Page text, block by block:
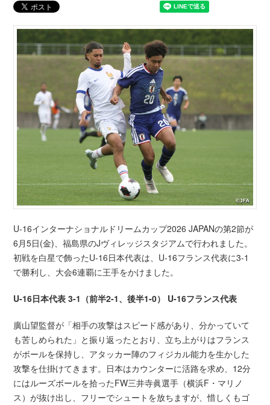
U-16インターナショナルドリームカップ2026 JAPANの第2節が
6月5日(金)、福島県のJヴィレッジスタジアムで行われました。
初戦を白星で飾ったU-16日本代表は、U-16フランス代表に3-1
で勝利し、大会6連覇に王手をかけました。
U-16日本代表 3-1（前半2-1、後半1-0） U-16フランス代表
廣山望監督が「相手の攻撃はスピード感があり、分かっていて
も苦しめられた」と振り返ったとおり、立ち上がりはフランス
がボールを保持し、アタッカー陣のフィジカル能力を生かした
攻撃を仕掛けてきます。日本はカウンターに活路を求め、12分
にはルーズボールを拾ったFW三井寺眞選手（横浜F・マリノ
ス）が抜け出し、フリーでシュートを放ちますが、惜しくもゴ